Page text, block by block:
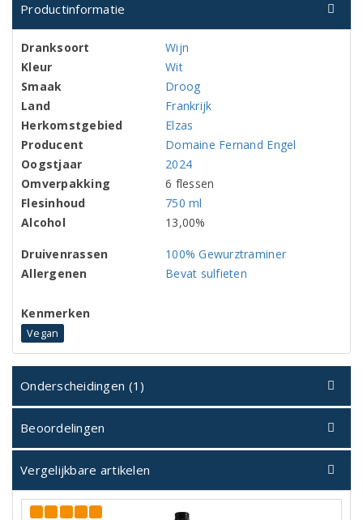
Productinformatie
Dranksoort
Wijn
Kleur
Wit
Smaak
Droog
Land
Frankrijk
Herkomstgebied
Elzas
Producent
Domaine Fernand Engel
Oogstjaar
2024
Omverpakking
6 flessen
Flesinhoud
750 ml
Alcohol
13,00%
Druivenrassen
100% Gewurztraminer
Allergenen
Bevat sulfieten
Kenmerken
Vegan
Onderscheidingen (1)
Beoordelingen
Vergelijkbare artikelen